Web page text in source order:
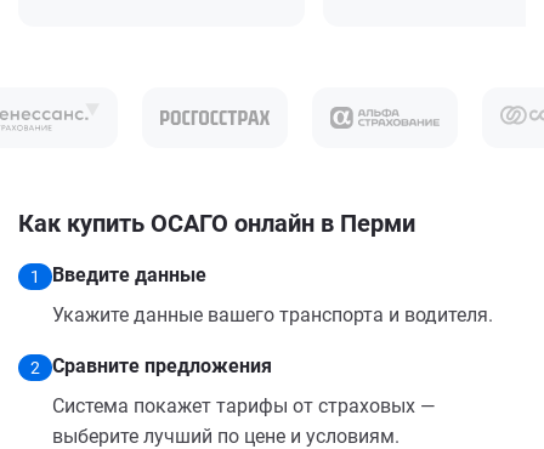
Как купить ОСАГО онлайн в Перми
1
Введите данные
Укажите данные вашего транспорта и водителя.
2
Сравните предложения
Система покажет тарифы от страховых —
выберите лучший по цене и условиям.